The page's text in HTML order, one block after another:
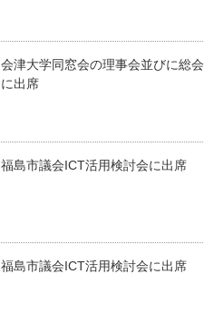
会津大学同窓会の理事会並びに総会
に出席
福島市議会ICT活用検討会に出席
福島市議会ICT活用検討会に出席